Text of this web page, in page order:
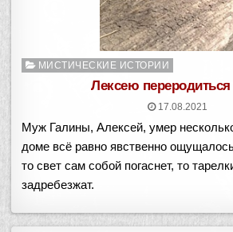
Опубликовано
МИСТИЧЕСКИЕ ИСТОРИИ
Лексею
17.08.2021
Муж Галины, Алексей, умер
доме всё равно явственно
то свет сам собой погаснет, то
задребезжат.